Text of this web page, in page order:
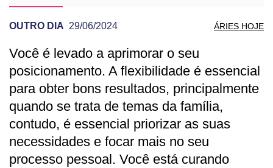
OUTRO DIA 29/06/2024 ÁRIES HOJE
PREVISÃO DE ÁRIES PARA OUTRO DIA
Você é levado a aprimorar o seu
posicionamento. A flexibilidade é essencial
para obter bons resultados, principalmente
quando se trata de temas da família,
contudo, é essencial priorizar as suas
necessidades e focar mais no seu
processo pessoal. Você está curando